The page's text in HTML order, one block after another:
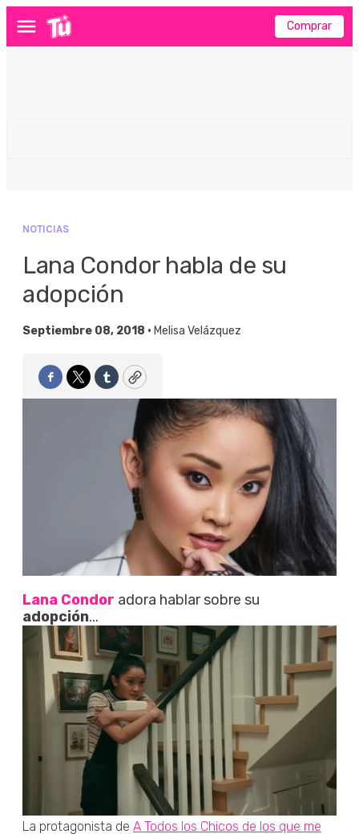
Menú Comprar
NOTICIAS
Lana Condor habla de su
adopción
Septiembre 08, 2018 • Melisa Velázquez
Facebook
TwitterTumblrCopy
Lana Condor adora hablar sobre su
adopción...
La protagonista de A Todos los Chicos de los que me